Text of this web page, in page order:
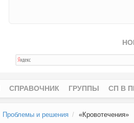
СПРАВОЧНИК ГРУППЫ СП В
Проблемы и решения «Кровотечения»